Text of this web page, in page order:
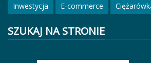
Inwestycja
E-commerce
SZUKAJ NA STRONIE